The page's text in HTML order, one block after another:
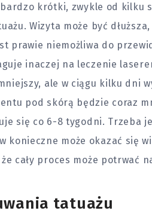
bardzo krótki, zwykle od kilku
Wizyta może być
prawie niemożliwa do
inaczej na leczenie
ale w ciągu kilku dni
pod skórą będzie coraz
się co 6-8 tygodni. Trzeba
konieczne może okazać się
cały proces może potrwać
tatuażu